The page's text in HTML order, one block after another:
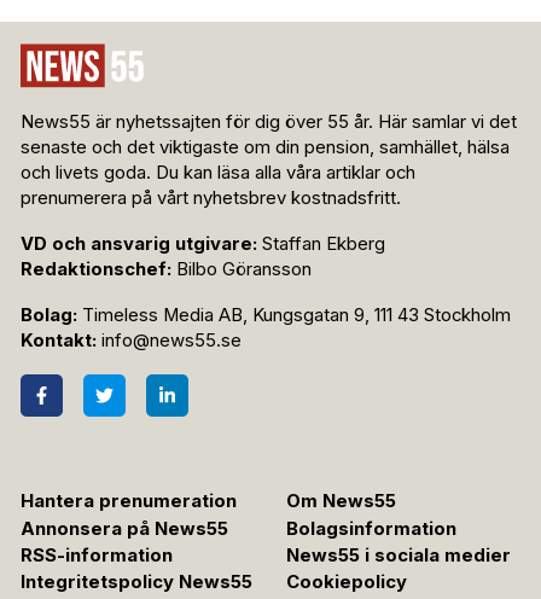
News55 är nyhetssajten för dig över 55 år. Här samlar vi det
senaste och det viktigaste om din pension, samhället, hälsa
och livets goda. Du kan läsa alla våra artiklar och
prenumerera på vårt nyhetsbrev kostnadsfritt.
VD och ansvarig utgivare: Staffan Ekberg
Redaktionschef: Bilbo Göransson
Bolag: Timeless Media AB, Kungsgatan 9, 111 43 Stockholm
Kontakt: info@news55.se
Hantera prenumeration
Om News55
Annonsera på News55
Bolagsinformation
RSS-information
News55 i sociala medier
Integritetspolicy News55
Cookiepolicy